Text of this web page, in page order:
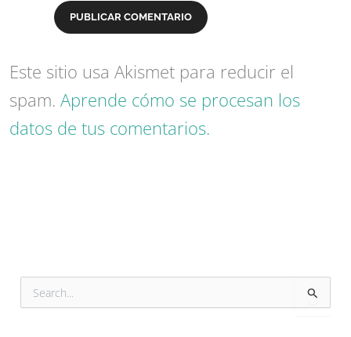
Este sitio usa Akismet para reducir el
spam.Aprende cómo se procesan los
datos de tus comentarios.